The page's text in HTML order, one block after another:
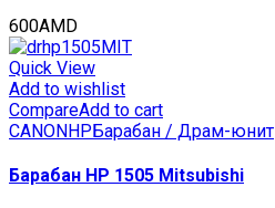
600AMD
Quick View
Add to wishlist
CompareAdd to cart
CANONHPБарабан / Драм-юнит
Барабан HP 1505 Mitsubishi